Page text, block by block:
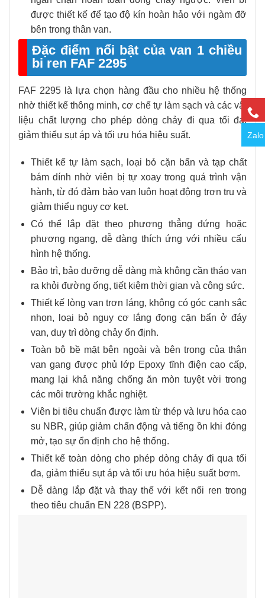
được thiết kế để tạo độ kín hoàn hảo với ngàm đỡ
bên trong thân van.
Đặc điểm nổi bật của van 1 chiều
bi ren FAF 2295
FAF 2295 là lựa chọn hàng đầu cho nhiều hệ thống
nhờ thiết kế thông minh, cơ chế tự làm sạch và các vật
liệu chất lượng cho phép dòng chảy đi qua tối đa,
giảm thiểu sụt áp và tối ưu hóa hiệu suất.
Thiết kế tự làm sạch, loại bỏ cặn bẩn và tạp chất
bám dính nhờ viên bị tự xoay trong quá trình vận
hành, từ đó đảm bảo van luôn hoạt động trơn tru và
giảm thiểu nguy cơ kẹt.
Có thể lắp đặt theo phương thẳng đứng hoặc
phương ngang, dễ dàng thích ứng với nhiều cấu
hình hệ thống.
Bảo trì, bảo dưỡng dễ dàng mà không cần tháo van
ra khỏi đường ống, tiết kiệm thời gian và công sức.
Thiết kế lòng van trơn láng, không có góc cạnh sắc
nhọn, loại bỏ nguy cơ lắng đọng cặn bẩn ở đáy
van, duy trì dòng chảy ổn định.
Toàn bộ bề mặt bên ngoài và bên trong của thân
van gang được phủ lớp Epoxy tĩnh điện cao cấp,
mang lại khả năng chống ăn mòn tuyệt vời trong
các môi trường khắc nghiệt.
Viên bi tiêu chuẩn được làm từ thép và lưu hóa cao
su NBR, giúp giảm chấn động và tiếng ồn khi đóng
mở, tạo sự ổn định cho hệ thống.
Thiết kế toàn dòng cho phép dòng chảy đi qua tối
đa, giảm thiểu sụt áp và tối ưu hóa hiệu suất bơm.
Dễ dàng lắp đặt và thay thế với kết nối ren trong
theo tiêu chuẩn EN 228 (BSPP).
Zalo